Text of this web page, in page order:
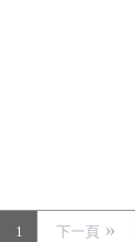
1 下一頁